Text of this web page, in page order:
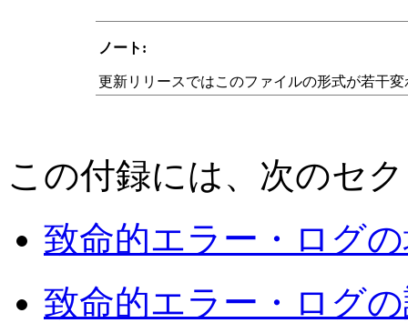
ノート:
更新リリースではこのファイルの形式が若干
この付録には、次のセ
致命的エラー・ログ
致命的エラー・ログ